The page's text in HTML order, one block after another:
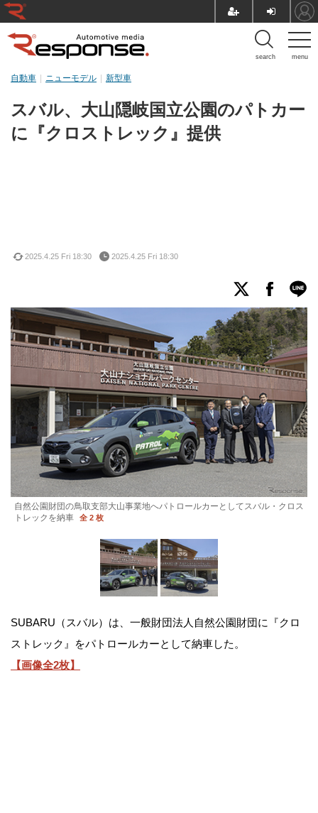
menu
search
スバル、大山隠岐国立公園のパトカー
に『クロストレック』提供
自動車 ニューモデル 新型車
2025.4.25 Fri 18:30 2025.4.25 Fri 18:30
自然公園財団の鳥取支部大山事業地へパトロールカーとしてスバル・クロス
トレックを納車
全 2 枚
SUBARU（スバル）は、一般財団法人自然公園財団に『クロ
ストレック』をパトロールカーとして納車した。
【画像全2枚】